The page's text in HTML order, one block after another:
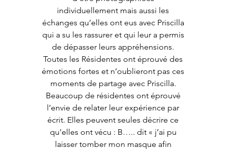
individuellement mais aussi les
échanges qu’elles ont eus avec Priscilla
qui a su les rassurer et qui leur a permis
de dépasser leurs appréhensions.
Toutes les Résidentes ont éprouvé des
émotions fortes et n’oublieront pas ces
moments de partage avec Priscilla.
Beaucoup de résidentes ont éprouvé
l’envie de relater leur expérience par
écrit. Elles peuvent seules décrire ce
qu’elles ont vécu : B….. dit « j’ai pu
laisser tomber mon masque afin